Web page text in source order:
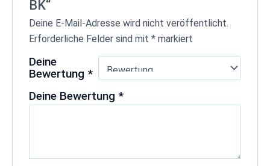
BK“
Deine E-Mail-Adresse wird nicht veröffentlicht.
Erforderliche Felder sind mit *markiert
Deine
Bewertung *
Deine Bewertung *